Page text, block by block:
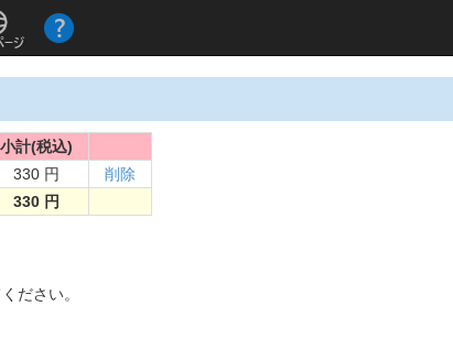
小計(税込)
330 円
削除
330 円
ださい。